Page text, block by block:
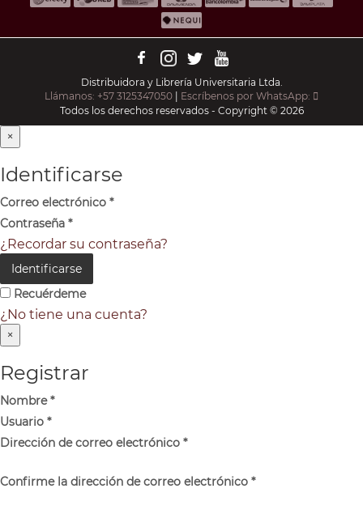
Distribuidora y Librería Universitaria Ltda.
Llámanos: +57 3125347050 | Escríbenos por WhatsApp:
Todos los derechos reservados - Copyright © 2026
×
Identificarse
Correo electrónico *
Contraseña *
¿Recordar su contraseña?
Identificarse
Recuérdeme
¿No tiene una cuenta?
×
Registrar
Nombre*
Usuario *
Dirección de correo electrónico *
Confirme la dirección de correo electrónico *